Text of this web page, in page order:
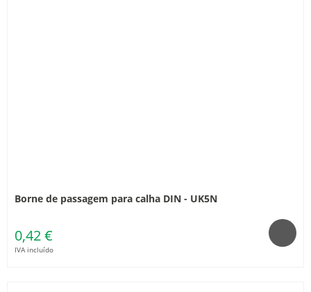
Borne de passagem para calha DIN - UK5N
0,42 €
IVA incluído